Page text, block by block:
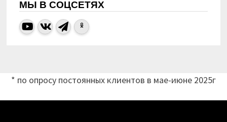
МЫ В СОЦСЕТЯХ
* по опросу постоянных клиентов в мае-июне 2025г